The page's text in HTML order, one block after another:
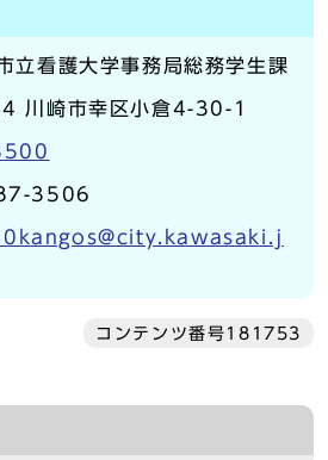
立看護大学事務局総務学生課
川崎市幸区小倉4-30-1
3506
コンテンツ番号181753